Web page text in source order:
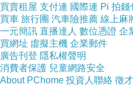
景從、前已.杏…冬.的
園，值杏葉的一， 落道
時，銀在提滿打一創記
如路 片滿下、黃天 悠.
親的年一年賞 季的今，
買賣租屋 支付連 國際連 Pi 拍錢
買車 旅行團 汽車險推薦 線上麻
一元簡訊 直播達人 數位憑證 企
買網址 虛擬主機 企業郵件
廣告刊登 隱私權聲明
消費者保護 兒童網路安全
About PChome 投資人聯絡 徵才